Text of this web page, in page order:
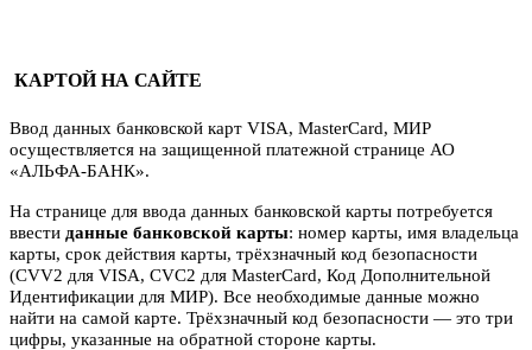
КАРТОЙ НА САЙТЕ
Ввод данных банковской карт VISA, MasterCard, МИР
осуществляется на защищенной платежной странице АО
«АЛЬФА-БАНК».
На странице для ввода данных банковской карты потребуется
ввести данные банковской карты: номер карты, имя владельца
карты, срок действия карты, трёхзначный код безопасности
(CVV2 для VISA, CVC2 для MasterCard, Код Дополнительной
Идентификации для МИР). Все необходимые данные можно
найти на самой карте. Трёхзначный код безопасности — это три
цифры, указанные на обратной стороне карты.